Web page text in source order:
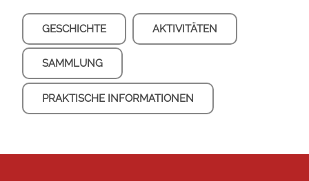
GESCHICHTE AKTIVITÄTEN
SAMMLUNG
PRAKTISCHE INFORMATIONEN